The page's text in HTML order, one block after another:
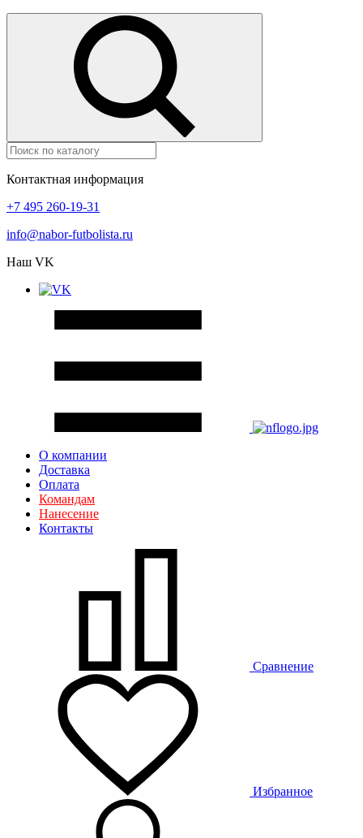
Контактная информация
+7 495 260-19-31
info@nabor-futbolista.ru
Наш VK
О компании
Доставка
Оплата
Командам
Нанесение
Контакты
Сравнение
Избранное